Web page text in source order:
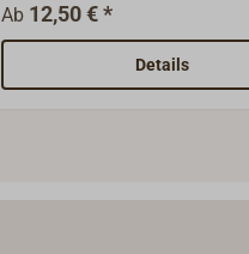
den Edelstahl-
Ab 12,50 € *
Details